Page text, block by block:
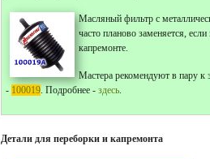
Масляный фильтр с
часто планово заменяется,
капремонте.
Мастера рекомендуют в пару к
- 100019. Подробнее - здесь.
Детали для переборки и капремонта